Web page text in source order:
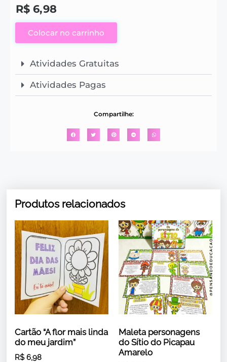
R$ 6,98
Colocar no carrinho
Atividades Gratuitas
Atividades Pagas
Compartilhe:
Produtos relacionados
Cartão “A flor mais linda
do meu jardim”
R$6,98
Maleta personagens
do Sítio do Picapau
Amarelo